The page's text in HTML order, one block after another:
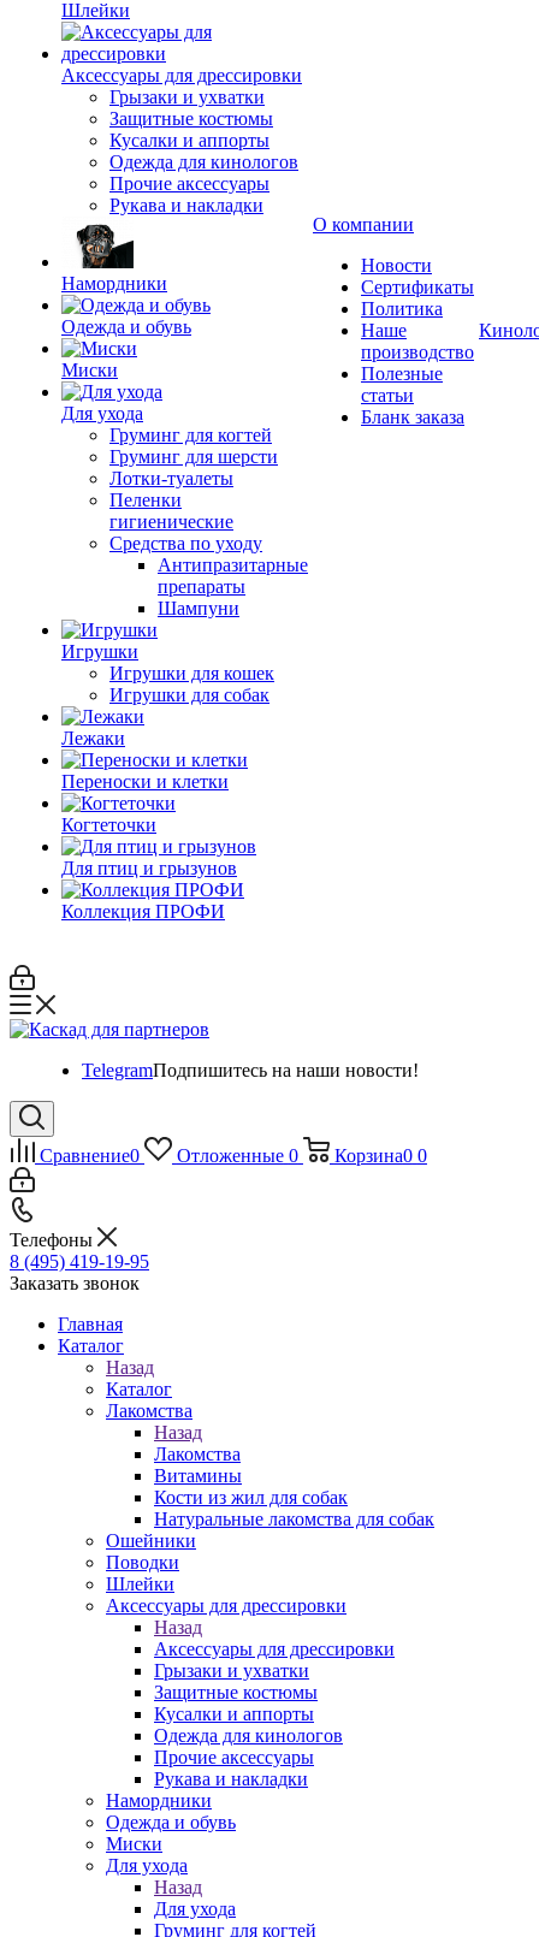
Шлейки
Аксессуары для дрессировки
Грызаки и ухватки
Защитные костюмы
Кусалки и аппорты
Одежда для кинологов
Прочие аксессуары
Рукава и накладки
Намордники
Одежда и обувь
Миски
Для ухода
Груминг для когтей
Груминг для шерсти
Лотки-туалеты
Пеленки
гигиенические
Средства по уходу
Антипразитарные
препараты
Шампуни
Игрушки
Игрушки для кошек
Игрушки для собак
Лежаки
Переноски и клетки
Когтеточки
Для птиц и грызунов
Коллекция ПРОФИ
О компании
Новости
Сертификаты
Политика
Наше
производство
Полезные
статьи
Бланк заказа
TelegramПодпишитесь на наши новости!
Сравнение0 Отложенные 0 Корзина0 0
Телефоны
8 (495) 419-19-95
Заказать звонок
Главная
Каталог
Назад
Каталог
Лакомства
Назад
Лакомства
Витамины
Кости из жил для собак
Натуральные лакомства для собак
Ошейники
Поводки
Шлейки
Аксессуары для дрессировки
Назад
Аксессуары для дрессировки
Грызаки и ухватки
Защитные костюмы
Кусалки и аппорты
Одежда для кинологов
Прочие аксессуары
Рукава и накладки
Намордники
Одежда и обувь
Миски
Для ухода
Назад
Для ухода
Груминг для когтей